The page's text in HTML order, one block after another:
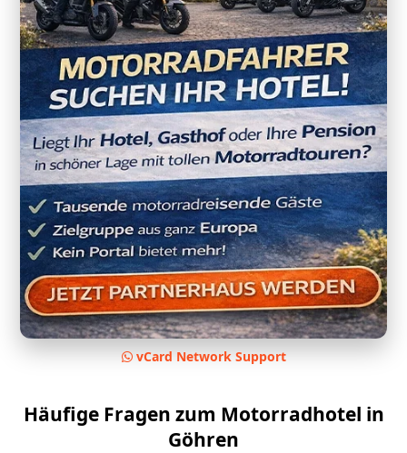
vCard Network Support
Häufige Fragen zum Motorradhotel in
Göhren